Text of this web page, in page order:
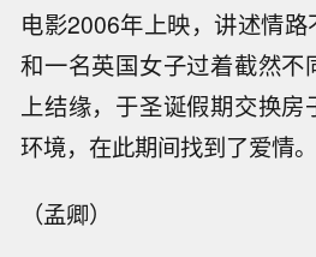
电影2006年上映，讲述情
和一名英国女子过着截然不
上结缘，于圣诞假期交换
环境，在此期间找到了爱情。
（孟卿）